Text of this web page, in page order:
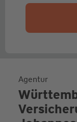
Agentur